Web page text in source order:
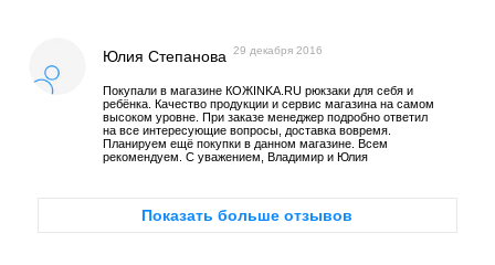
Юлия Степанова 29 декабря 2016
Покупали в магазине КОЖINKA.RU рюкзаки для себя и
ребёнка. Качество продукции и сервис магазина на самом
высоком уровне. При заказе менеджер подробно ответил
на все интересующие вопросы, доставка вовремя.
Планируем ещё покупки в данном магазине. Всем
рекомендуем. С уважением, Владимир и Юлия
Показать больше отзывов